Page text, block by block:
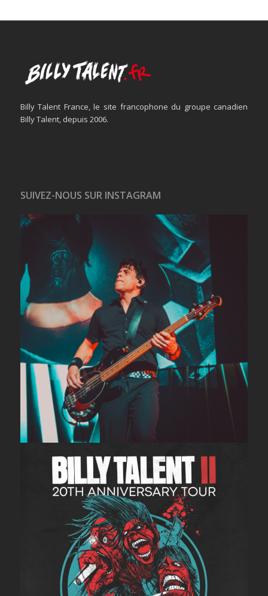
Billy Talent France, le site francophone du groupe canadien
Billy Talent, depuis 2006.
SUIVEZ-NOUS SUR INSTAGRAM